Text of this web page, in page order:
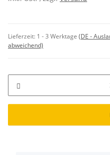
Lieferzeit: 1 - 3 Werktage (DE -
abweichend)